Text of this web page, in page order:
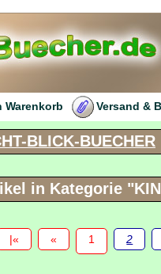
Warenkorb Versand &
BLICK-BUECHER
in Kategorie
|« « 1 2